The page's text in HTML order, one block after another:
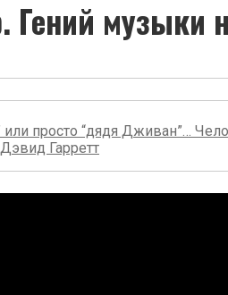
Гений музыки
или просто “дядя Дживан”…
Гарретт